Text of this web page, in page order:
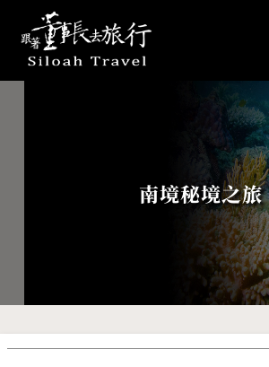
南境秘境之旅